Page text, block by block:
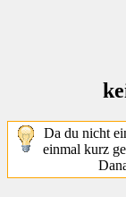
Da du nicht
einmal kurz